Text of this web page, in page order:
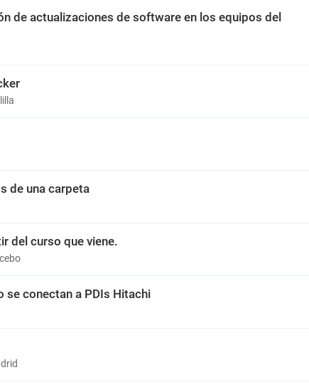
de actualizaciones de software en los equipos del
de una carpeta
del curso que viene.
se conectan a PDIs Hitachi